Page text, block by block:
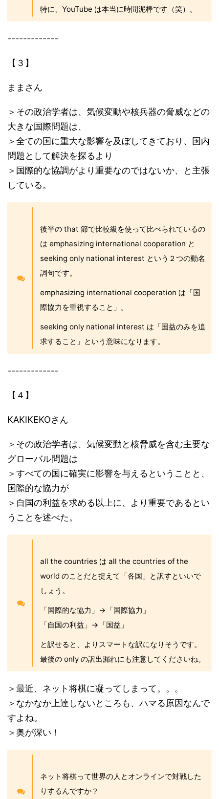
特に、YouTube は本当に時間泥棒です（笑）。
-------------
【３】
ままさん
＞その政治学者は、気候変動や核兵器の脅威などの
大きな国際問題は、
＞全ての国に重大な影響を及ぼしてきており、国内
問題として解決を探るより
＞国際的な協調がより重要なのではないか、と主張
している。
後半の that 節で比較級を使って比べられているの
は emphasizing international cooperation と
seeking only national interest という２つの動名
詞句です。
emphasizing international cooperation は「国
際協力を重視すること」。
seeking only national interest は「国益のみを追
求すること」という意味になります。
-------------
【４】
KAKIKEKOさん
＞その政治学者は、気候変動と核脅威を含む主要な
グローバル問題は
＞すべての国に確実に影響を与えるということと、
国際的な協力が
＞自国の利益を求める以上に、より重要であるとい
うことを述べた。
all the countries は all the countries of the
world のことだと捉えて「各国」と訳すといいで
しょう。
「国際的な協力」→「国際協力」
「自国の利益」→「国益」
と訳せると、よりスマートな訳になりそうです。
最後の only の訳出漏れにも注意してくださいね。
＞最近、ネット将棋に凝ってしまって。。。
＞なかなか上達しないところも、ハマる原因なんで
すよね。
＞奥が深い！
ネット将棋って世界の人とオンラインで対戦した
りするんですか？